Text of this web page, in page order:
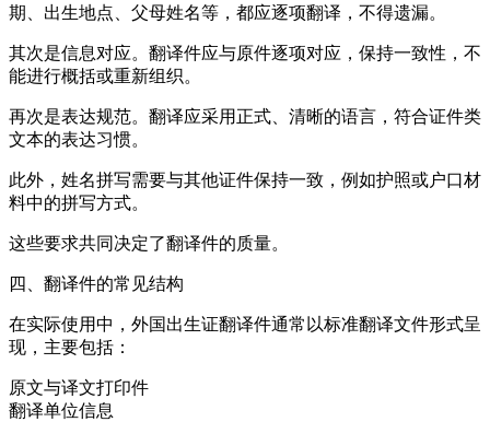
期、出生地点、父母姓名等，都应逐项翻译，不得遗漏。
其次是信息对应。翻译件应与原件逐项对应，保持一致性，不
能进行概括或重新组织。
再次是表达规范。翻译应采用正式、清晰的语言，符合证件类
文本的表达习惯。
此外，姓名拼写需要与其他证件保持一致，例如护照或户口材
料中的拼写方式。
这些要求共同决定了翻译件的质量。
四、翻译件的常见结构
在实际使用中，外国出生证翻译件通常以标准翻译文件形式呈
现，主要包括：
原文与译文打印件
翻译单位信息